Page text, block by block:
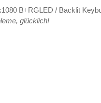
B+RGLED / Backlit
glücklich!